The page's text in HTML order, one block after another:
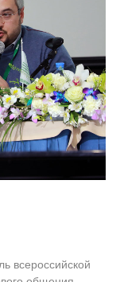
всероссийской